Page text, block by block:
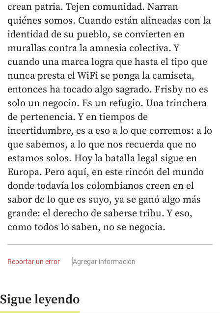
crean patria. Tejen comunidad. Narran
quiénes somos. Cuando están alineadas con la
identidad de su pueblo, se convierten en
murallas contra la amnesia colectiva. Y
cuando una marca logra que hasta el tipo que
nunca presta el WiFi se ponga la camiseta,
entonces ha tocado algo sagrado. Frisby no es
solo un negocio. Es un refugio. Una trinchera
de pertenencia. Y en tiempos de
incertidumbre, es a eso a lo que corremos: a lo
que sabemos, a lo que nos recuerda que no
estamos solos. Hoy la batalla legal sigue en
Europa. Pero aquí, en este rincón del mundo
donde todavía los colombianos creen en el
sabor de lo que es suyo, ya se ganó algo más
grande: el derecho de saberse tribu. Y eso,
como todos lo saben, no se negocia.
Reportar un error Agregar información
Sigue leyendo